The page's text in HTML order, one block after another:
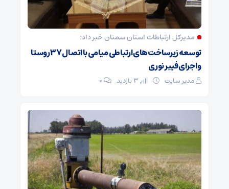
مدیرکل ارتباطات استان سمنان خبر داد:
توسعه زیرساخت‌های ارتباطی میامی با اتصال ۳۷ روستا
و اجرای فیبر نوری
مدیر سایت ۰